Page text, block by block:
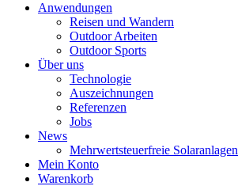
Anwendungen
Reisen und Wandern
Outdoor Arbeiten
Outdoor Sports
Über uns
Technologie
Auszeichnungen
Referenzen
Jobs
News
Mehrwertsteuerfreie Solaranlagen
Mein Konto
Warenkorb